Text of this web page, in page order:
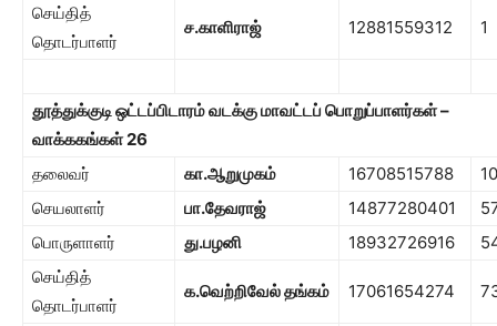
செய்தித்
தொடர்பாளர்
ச.காளிராஜ் 12881559312 1
தூத்துக்குடி ஒட்டப்பிடாரம் வடக்கு மாவட்டப் பொறுப்பாளர்கள் –
வாக்ககங்கள்26
தலைவர்
கா.ஆறுமுகம் 16708515788
செயலாளர்
பா.தேவராஜ் 14877280401
பொருளாளர்
து.பழனி 18932726916
செய்தித்
தொடர்பாளர்
க.வெற்றிவேல் தங்கம் 17061654274